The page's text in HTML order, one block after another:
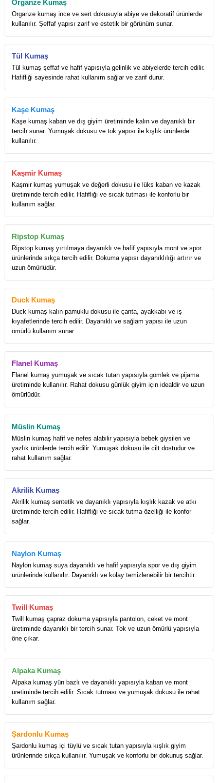
Organze Kumaş
Organze kumaş ince ve sert dokusuyla abiye ve dekoratif ürünlerde
kullanılır. Şeffaf yapısı zarif ve estetik bir görünüm sunar.
Tül Kumaş
Tül kumaş şeffaf ve hafif yapısıyla gelinlik ve abiyelerde tercih edilir.
Hafifliği sayesinde rahat kullanım sağlar ve zarif durur.
Kaşe Kumaş
Kaşe kumaş kaban ve dış giyim üretiminde kalın ve dayanıklı bir
tercih sunar. Yumuşak dokusu ve tok yapısı ile kışlık ürünlerde
kullanılır.
Kaşmir Kumaş
Kaşmir kumaş yumuşak ve değerli dokusu ile lüks kaban ve kazak
üretiminde tercih edilir. Hafifliği ve sıcak tutması ile konforlu bir
kullanım sağlar.
Ripstop Kumaş
Ripstop kumaş yırtılmaya dayanıklı ve hafif yapısıyla mont ve spor
ürünlerinde sıkça tercih edilir. Dokuma yapısı dayanıklılığı artırır ve
uzun ömürlüdür.
Duck Kumaş
Duck kumaş kalın pamuklu dokusu ile çanta, ayakkabı ve iş
kıyafetlerinde tercih edilir. Dayanıklı ve sağlam yapısı ile uzun
ömürlü kullanım sunar.
Flanel Kumaş
Flanel kumaş yumuşak ve sıcak tutan yapısıyla gömlek ve pijama
üretiminde kullanılır. Rahat dokusu günlük giyim için idealdir ve uzun
ömürlüdür.
Müslin Kumaş
Müslin kumaş hafif ve nefes alabilir yapısıyla bebek giysileri ve
yazlık ürünlerde tercih edilir. Yumuşak dokusu ile cilt dostudur ve
rahat kullanım sağlar.
Akrilik Kumaş
Akrilik kumaş sentetik ve dayanıklı yapısıyla kışlık kazak ve atkı
üretiminde tercih edilir. Hafifliği ve sıcak tutma özelliği ile konfor
sağlar.
Naylon Kumaş
Naylon kumaş suya dayanıklı ve hafif yapısıyla spor ve dış giyim
ürünlerinde kullanılır. Dayanıklı ve kolay temizlenebilir bir tercihtir.
Twill Kumaş
Twill kumaş çapraz dokuma yapısıyla pantolon, ceket ve mont
üretiminde dayanıklı bir tercih sunar. Tok ve uzun ömürlü yapısıyla
öne çıkar.
Alpaka Kumaş
Alpaka kumaş yün bazlı ve dayanıklı yapısıyla kaban ve mont
üretiminde tercih edilir. Sıcak tutması ve yumuşak dokusu ile rahat
kullanım sağlar.
Şardonlu Kumaş
Şardonlu kumaş içi tüylü ve sıcak tutan yapısıyla kışlık giyim
ürünlerinde sıkça kullanılır. Yumuşak ve konforlu bir dokunuş sağlar.